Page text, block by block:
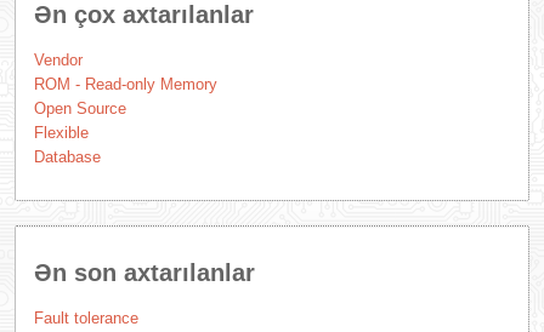
Ən çox axtarılanlar
Vendor
ROM - Read-only Memory
Open Source
Flexible
Database
Ən son axtarılanlar
Fault tolerance